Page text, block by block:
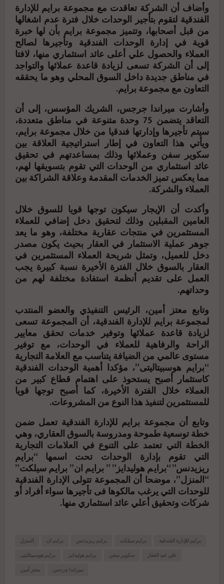
وأضاف أن الشركة تعاقدت مع مجموعة برايم للإدارة
الفندقية لتقوم بتأجير الوحدات خلال فترة عدم اشغالها
من قبل أصحابها، وتتميز مجموعة برايم بأن لها خبرة
قوية في إدارة الوحدات الفندقية وتأجيرها لصالح
العملاء والحصول علي أعلى عائد استثماري منها، لافتا
إلى أن الشركة تسعى لزيادة قاعدة عملائها والتواجد
في مناطق جديدة داخل السوق المحلي وهو ما يحققه
التعاون مع مجموعة برايم.
وأشارت ميراندا جرجس، الشريك المؤسس، إلى أن
التعاقد يتضمن 75 وحدة متنوعة في مناطق متعددة،
سيتم تأجيرها وإدارتها فندقيا من خلال مجموعة برايم،
ويأتي هذا التعاون في إطار استراتيجية العلاقة بين
سكوير سفن وعملائها وذلك بمساعدتهم في تحقيق
عائد استثماري من الوحدات التي تقوم بتسويقها لهم،
مما يعكس تميز الخدمات المقدمة وعلاقة الشراكة بين
العملاء والشركة.
وأكدت أن الإيجار سيكون توجها قويا للسوق خلال
العامين المقبلين وذلك لتحقيق دخل إضافي للعملاء
المستثمرين في منتجات عقارية مختلفة، وهو ما يعد
جوهر عملية الاستثمار في العقار بحيث يكون مصدر
دخل للعميل، وتمثل شريحة العملاء المستثمرين في
العقار بالسوق خلال الفترة الأخيرة نسبة كبيرة يجب
العمل على تقديم أنظمة استفادة مختلفة لهم من
وحداتهم.
وتابع معتز أمين، الرئيس التنفيذي والعضو المنتدب
لمجموعة برايم للإدارة الفندقية، أن المجموعة تسعى
لزيادة قاعدة عملائها وتوفير خدمات تحقق معايير
الراحة والرفاهية للعملاء في الوحدات، مع توفير
مستوى عالمي من الضيافة يتناسب مع العلامة التجارية
“برايم هوسبيتاليتى”، مؤكدا أهمية الوحدات الفندقية
كاستثمار أصبح يستحوذ على اهتمام قطاع كبير من
العملاء خلال الفترة الأخيرة، كما أصبح توجها قويا
للمستثمرين لتنفيذ هذا النوع من المشروعات.
وتابع أن مجموعة برايم للإدارة الفندقية تعمل ضمن
خطة توسعية طموحة ومدروسة بالسوق العقاري، وهي
الخطة التي تعتمد على التنوع في العلامات التجارية
التي تقوم بإدارة الوحدات تحت اسمها “برايم
ريزيدنس” “برايم هوليدايز” ” برايم ان” برايم سيلكت”
“المنزل”، موضحا أن المجموعة تتولى الإدارة الفندقية
للوحدات التي يرغب مالكوها فى تأجيرها سواء أفراد أو
شركات وتحقيق أعلي عائد استثماري منها.
المنزل برايم ان برايم ريزيدنس برايم سيلكت برايم للإدارة الفندقية
برايم هوسبيتاليتى برايم هوليدايز سكوير سفن علي عبد الغفار
معتز أمين ميراندا جرجس